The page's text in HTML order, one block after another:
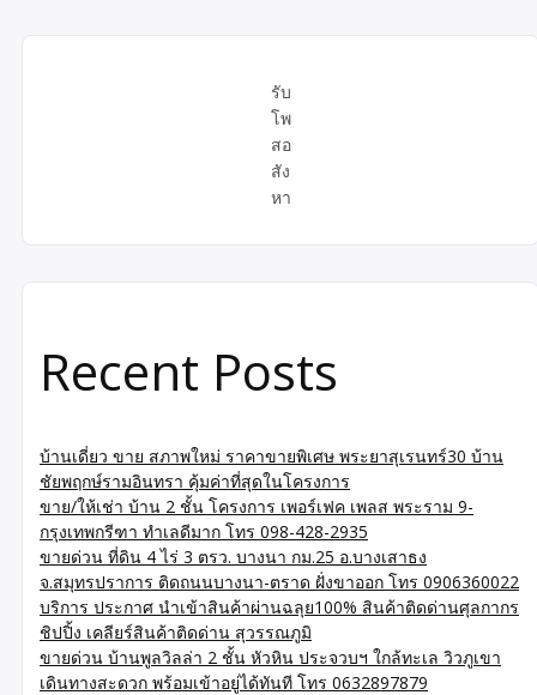
รับ
โพ
สอ
สัง
หา
Recent Posts
บ้านเดี่ยว ขาย สภาพใหม่ ราคาขายพิเศษ พระยาสุเรนทร์30 บ้าน
ชัยพฤกษ์รามอินทรา คุ้มค่าที่สุดในโครงการ
ขาย/ให้เช่า บ้าน 2 ชั้น โครงการ เพอร์เฟค เพลส พระราม 9-
กรุงเทพกรีฑา ทำเลดีมาก โทร 098-428-2935
ขายด่วน ที่ดิน 4 ไร่ 3 ตรว. บางนา กม.25 อ.บางเสาธง
จ.สมุทรปราการ ติดถนนบางนา-ตราด ฝั่งขาออก โทร 0906360022
บริการ ประกาศ นำเข้าสินค้าผ่านฉลุย100% สินค้าติดด่านศุลกากร
ชิปปิ้ง เคลียร์สินค้าติดด่าน สุวรรณภูมิ
ขายด่วน บ้านพูลวิลล่า 2 ชั้น หัวหิน ประจวบฯ ใกล้ทะเล วิวภูเขา
เดินทางสะดวก พร้อมเข้าอยู่ได้ทันที โทร 0632897879